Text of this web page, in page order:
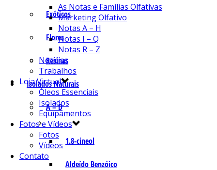
Exóticos
Flores
Resinas
Isolados Naturais
A – D
1.8-cineol
Aldeído Benzóico
As Notas e Famílias Olfativas
Marketing Olfativo
Notas A – H
Notas I – Q
Notas R – Z
Notícias
Trabalhos
Loja Virtual
Óleos Essenciais
Isolados
Equipamentos
Fotos e Vídeos
Fotos
Vídeos
Contato